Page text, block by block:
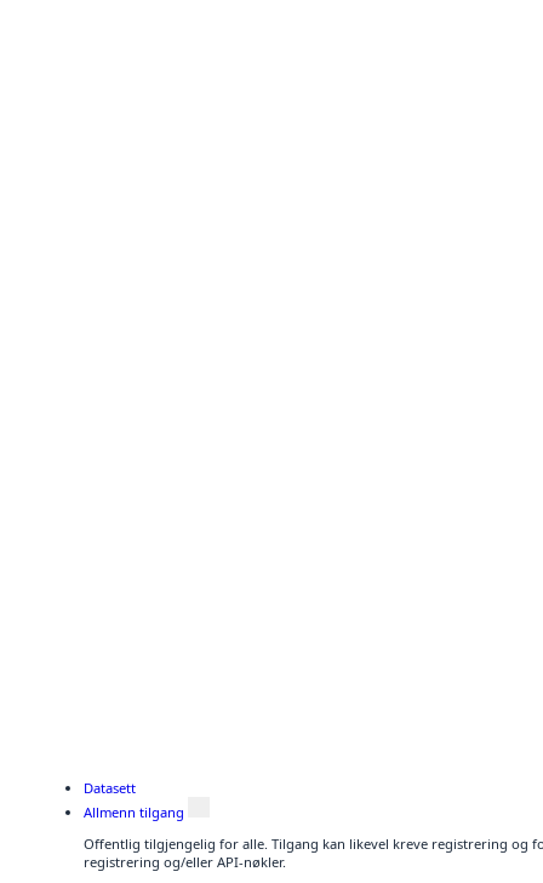
Datasett
Allmenn tilgang
Offentlig tilgjengelig for alle. Tilgang kan likevel kreve registrering og
registrering og/eller API-nøkler.